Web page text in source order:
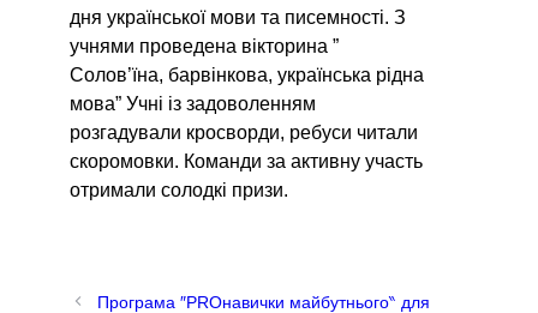
дня української мови та писемності. З
учнями проведена вікторина ”
Солов’їна, барвінкова, українська рідна
мова” Учні із задоволенням
розгадували кросворди, ребуси читали
скоромовки. Команди за активну участь
отримали солодкі призи.
Програма ″PROнавички майбутнього‶ для